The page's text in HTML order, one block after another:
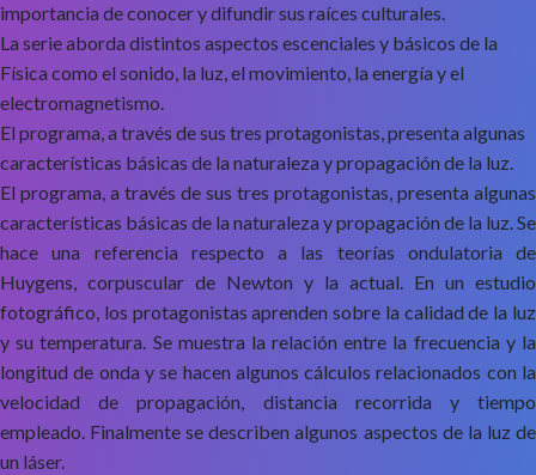
importancia de conocer y difundir sus raíces culturales.
La serie aborda distintos aspectos escenciales y básicos de la
Física como el sonido, la luz, el movimiento, la energía y el
electromagnetismo.
El programa, a través de sus tres protagonistas, presenta algunas
características básicas de la naturaleza y propagación de la luz.
El programa, a través de sus tres protagonistas, presenta algunas
características básicas de la naturaleza y propagación de la luz. Se
hace una referencia respecto a las teorías ondulatoria de
Huygens, corpuscular de Newton y la actual. En un estudio
fotográfico, los protagonistas aprenden sobre la calidad de la luz
y su temperatura. Se muestra la relación entre la frecuencia y la
longitud de onda y se hacen algunos cálculos relacionados con la
velocidad de propagación, distancia recorrida y tiempo
empleado. Finalmente se describen algunos aspectos de la luz de
un láser.